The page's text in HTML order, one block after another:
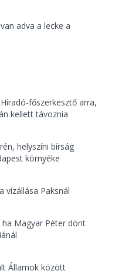
adva a lecke a
főszerkesztő arra,
kellett távoznia
helyszíni bírság
környéke
vízállása Paksnál
Magyar Péter dönt
Államok között